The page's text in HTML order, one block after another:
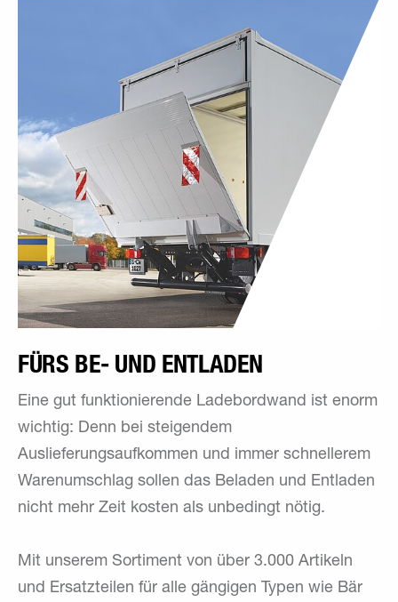
FÜRS BE- UND ENTLADEN
Eine gut funktionierende Ladebordwand ist enorm
wichtig: Denn bei steigendem
Auslieferungsaufkommen und immer schnellerem
Warenumschlag sollen das Beladen und Entladen
nicht mehr Zeit kosten als unbedingt nötig.
Mit unserem Sortiment von über 3.000 Artikeln
und Ersatzteilen für alle gängigen Typen wie Bär